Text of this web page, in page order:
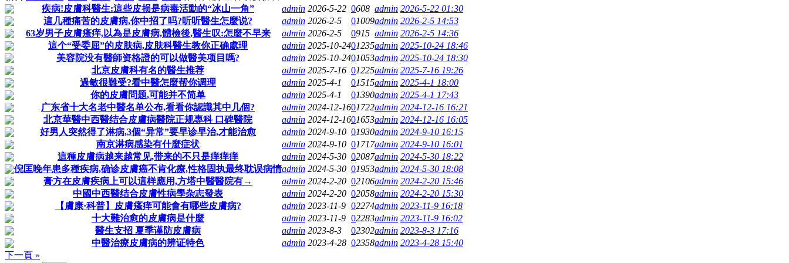
疾病!皮膚科醫生:這些皮损是病毒活動的“冰山一角”
admin 2026-5-22 0608 admin 2026-5-22 01:30
這几種痛苦的皮膚病,你中招了吗?听听醫生怎麼说?
admin 2026-2-5 01009admin 2026-2-5 14:53
63岁男子皮膚瘙痒,以為是皮膚病,體檢後,醫生叹:怎麼不早来
admin 2026-2-5 0915 admin 2026-2-5 14:36
這个“受委屈”的皮肤病,皮肤科醫生教你正确處理
admin 2025-10-2401235admin 2025-10-24 18:46
美容院没有醫師资格證的可以做醫美项目嗎?
admin 2025-10-2401053admin 2025-10-24 18:30
北京皮膚科有名的醫生推荐
admin 2025-7-16 01225admin 2025-7-16 19:26
過敏很難受?看中醫怎麼帮你调理
admin 2025-4-1 01515admin 2025-4-1 18:00
你的皮膚問题,可能并不简单
admin 2025-4-1 01390admin 2025-4-1 17:43
广东省十大名老中醫名单公布,看看你認識其中几個?
admin 2024-12-1601722admin 2024-12-16 16:21
北京華醫中西醫结合皮膚病醫院正规專科 口碑醫院
admin 2024-12-1601653admin 2024-12-16 16:05
好男人突然得了淋病,3個“异常”要早诊早治,才能治愈
admin 2024-9-10 01930admin 2024-9-10 16:15
南京淋病感染有什麼症状
admin 2024-9-10 01717admin 2024-9-10 16:01
這種皮膚病越来越常见,带来的不只是痒痒痒
admin 2024-5-30 02087admin 2024-5-30 18:22
倪匡晚年患多種疾病,确诊皮膚癌不肯化療,性格固执最终耽误病情admin 2024-5-30 01953admin 2024-5-30 18:08
膏方在皮膚疾病上可以這样應用,方塔中醫醫院有→
admin 2024-2-20 02106admin 2024-2-20 15:46
中國中西醫结合皮膚性病學杂志發表
admin 2024-2-20 02058admin 2024-2-20 15:30
【膚康·科普】皮膚瘙痒可能會有哪些皮膚病?
admin 2023-11-9 02274admin 2023-11-9 16:18
十大難治愈的皮膚病是什麼
admin 2023-11-9 02283admin 2023-11-9 16:02
醫生支招 夏季谨防皮膚病
admin 2023-8-3 02302admin 2023-8-3 17:16
中醫治療皮膚病的辨证特色
admin 2023-4-28 02358admin 2023-4-28 15:40
下一頁 »